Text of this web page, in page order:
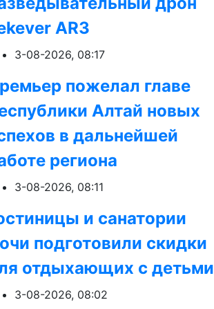
AR3
3-08-2026, 08:17
пожелал главе
Алтай новых
в дальнейшей
региона
3-08-2026, 08:11
и санатории
подготовили скидки
отдыхающих с детьми
3-08-2026, 08:02